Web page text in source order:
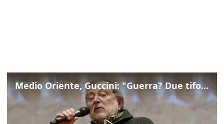
Medio Oriente, Guccini: "Guerra? Due tifoserie che si urlano contro e dimenticano vittime"